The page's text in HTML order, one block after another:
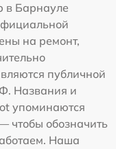
в Барнауле
на ремонт,
публичной
Названия и
упоминаются
чтобы обозначить
Наша